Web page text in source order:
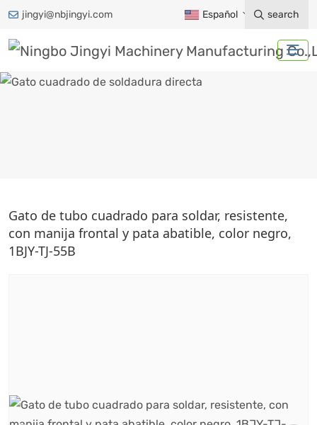
jingyi@nbjingyi.com Español search
SOLDADURA DIRECTA
Hogar Productos
Gato de tubo cuadrado para soldar, resistente,
con manija frontal y pata abatible, color negro,
1BJY-TJ-55B